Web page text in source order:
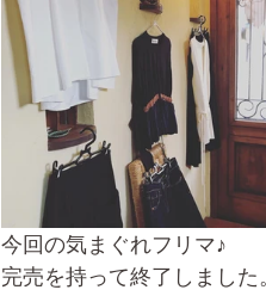
今回の気まぐれフリマ♪
完売を持って終了しました